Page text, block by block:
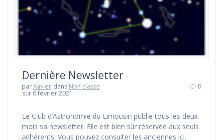
Dernière Newsletter
parXavier dans Non classé
sur 6 février 2021
0
Le Club d’Astronomie du Limousin publie tous les deux
mois sa newsletter. Elle est bien sûr réservée aux seuls
adhérents. Vous pouvez consulter les anciennes ici.